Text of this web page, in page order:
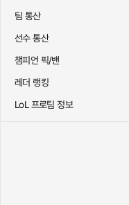
팀 통산
선수 통산
챔피언 픽/밴
레더 랭킹
LoL 프로팀 정보